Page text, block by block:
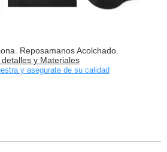
Reposamanos Acolchado.
detalles y Materiales
y asegurate de su calidad